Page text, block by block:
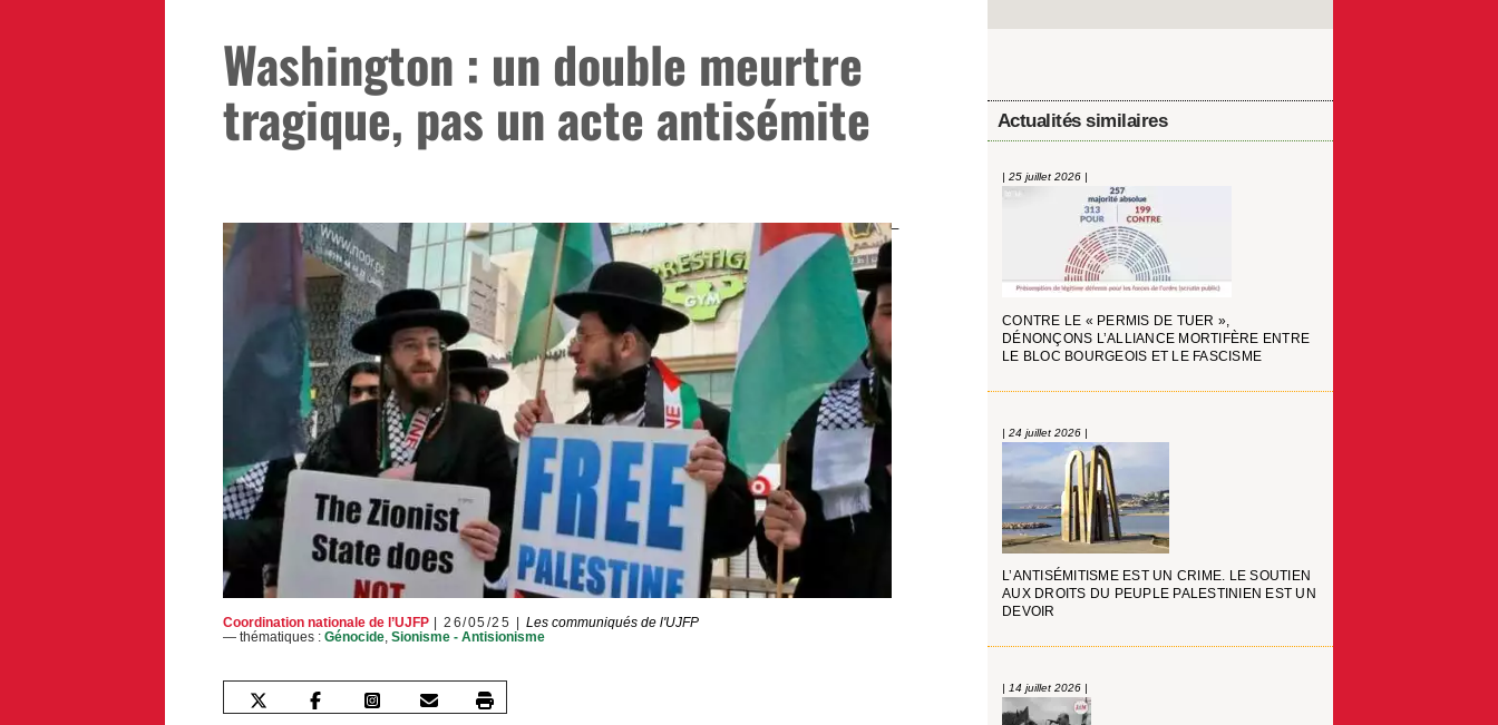
Washington : un double meurtre
tragique, pas un acte antisémite
Coordination nationale de l’UJFP 26/05/25
Les communiqués de l'UJFP
— thématiques : Génocide, Sionisme - Antisionisme
Actualités similaires
| 25 juillet 2026 |
CONTRE LE « PERMIS DE TUER »,
DÉNONÇONS L’ALLIANCE MORTIFÈRE ENTRE
LE BLOC BOURGEOIS ET LE FASCISME
| 24 juillet 2026 |
L’ANTISÉMITISME EST UN CRIME. LE SOUTIEN
AUX DROITS DU PEUPLE PALESTINIEN EST UN
DEVOIR
| 14 juillet 2026 |